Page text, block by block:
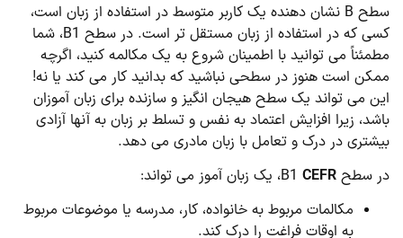
سطح B نشان دهنده یک کاربر متوسط در استفاده از زبان است،
کسی که در استفاده از زبان مستقل تر است. در سطح B1، شما
مطمئناً می توانید با اطمینان شروع به یک مکالمه کنید، اگرچه
ممکن است هنوز در سطحی نباشید که بدانید کار می کند یا نه!
این می تواند یک سطح هیجان انگیز و سازنده برای زبان آموزان
باشد، زیرا افزایش اعتماد به نفس و تسلط بر زبان به آنها آزادی
بیشتری در درک و تعامل با زبان مادری می دهد.
در سطح B1 CEFR
، یک زبان آموز می تواند:
مکالمات مربوط به خانواده، کار، مدرسه یا موضوعات مربوط
به اوقات فراغت را درک کند.